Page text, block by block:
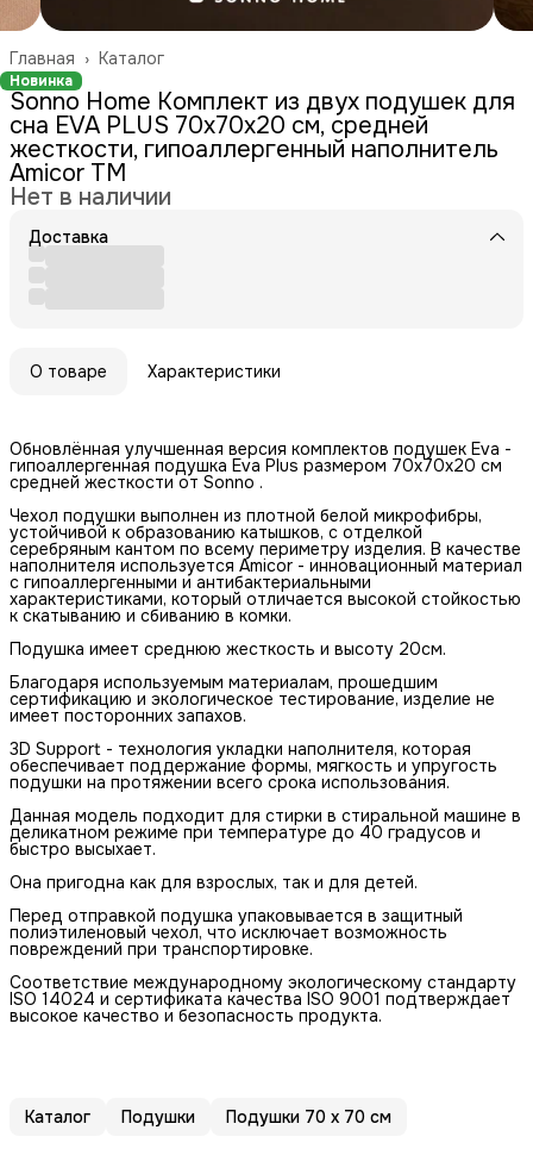
Каталог
Главная ›
Новинка
Sonno Home Комплект из двух подушек для
сна EVA PLUS 70x70х20 см, средней
жесткости, гипоаллергенный наполнитель
Amicor TM
Нет в наличии
Доставка
О товаре Характеристики
Обновлённая улучшенная версия комплектов подушек Eva -
гипоаллергенная подушка Eva Plus размером 70x70x20 см
средней жесткости от Sonno .
Чехол подушки выполнен из плотной белой микрофибры,
устойчивой к образованию катышков, с отделкой
серебряным кантом по всему периметру изделия. В качестве
наполнителя используется Amicor - инновационный материал
с гипоаллергенными и антибактериальными
характеристиками, который отличается высокой стойкостью
к скатыванию и сбиванию в комки.
Подушка имеет среднюю жесткость и высоту 20см.
Благодаря используемым материалам, прошедшим
сертификацию и экологическое тестирование, изделие не
имеет посторонних запахов.
3D Support - технология укладки наполнителя, которая
обеспечивает поддержание формы, мягкость и упругость
подушки на протяжении всего срока использования.
Данная модель подходит для стирки в стиральной машине в
деликатном режиме при температуре до 40 градусов и
быстро высыхает.
Она пригодна как для взрослых, так и для детей.
Перед отправкой подушка упаковывается в защитный
полиэтиленовый чехол, что исключает возможность
повреждений при транспортировке.
Соответствие международному экологическому стандарту
ISO 14024 и сертификата качества ISO 9001 подтверждает
высокое качество и безопасность продукта.
Каталог Подушки Подушки 70 х 70 см